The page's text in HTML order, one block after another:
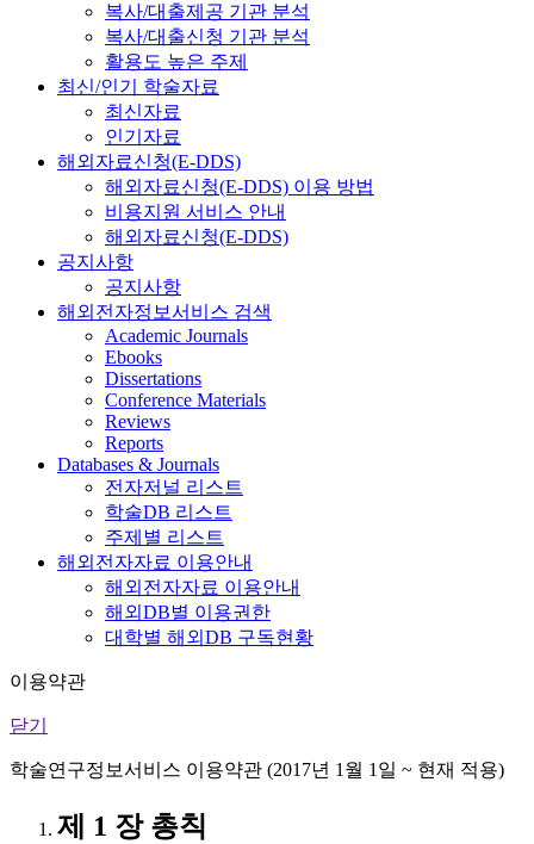
복사/대출제공 기관 분석
복사/대출신청 기관 분석
활용도 높은 주제
최신/인기 학술자료
최신자료
인기자료
해외자료신청(E-DDS)
해외자료신청(E-DDS) 이용 방법
비용지원 서비스 안내
해외자료신청(E-DDS)
공지사항
공지사항
해외전자정보서비스 검색
Academic Journals
Ebooks
Dissertations
Conference Materials
Reviews
Reports
Databases & Journals
전자저널 리스트
학술DB 리스트
주제별 리스트
해외전자자료 이용안내
해외전자자료 이용안내
해외DB별 이용권한
대학별 해외DB 구독현황
이용약관
닫기
학술연구정보서비스 이용약관 (2017년 1월 1일 ~ 현재 적용)
제 1 장 총칙